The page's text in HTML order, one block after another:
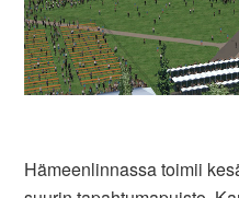
Hämeenlinnassa toimii